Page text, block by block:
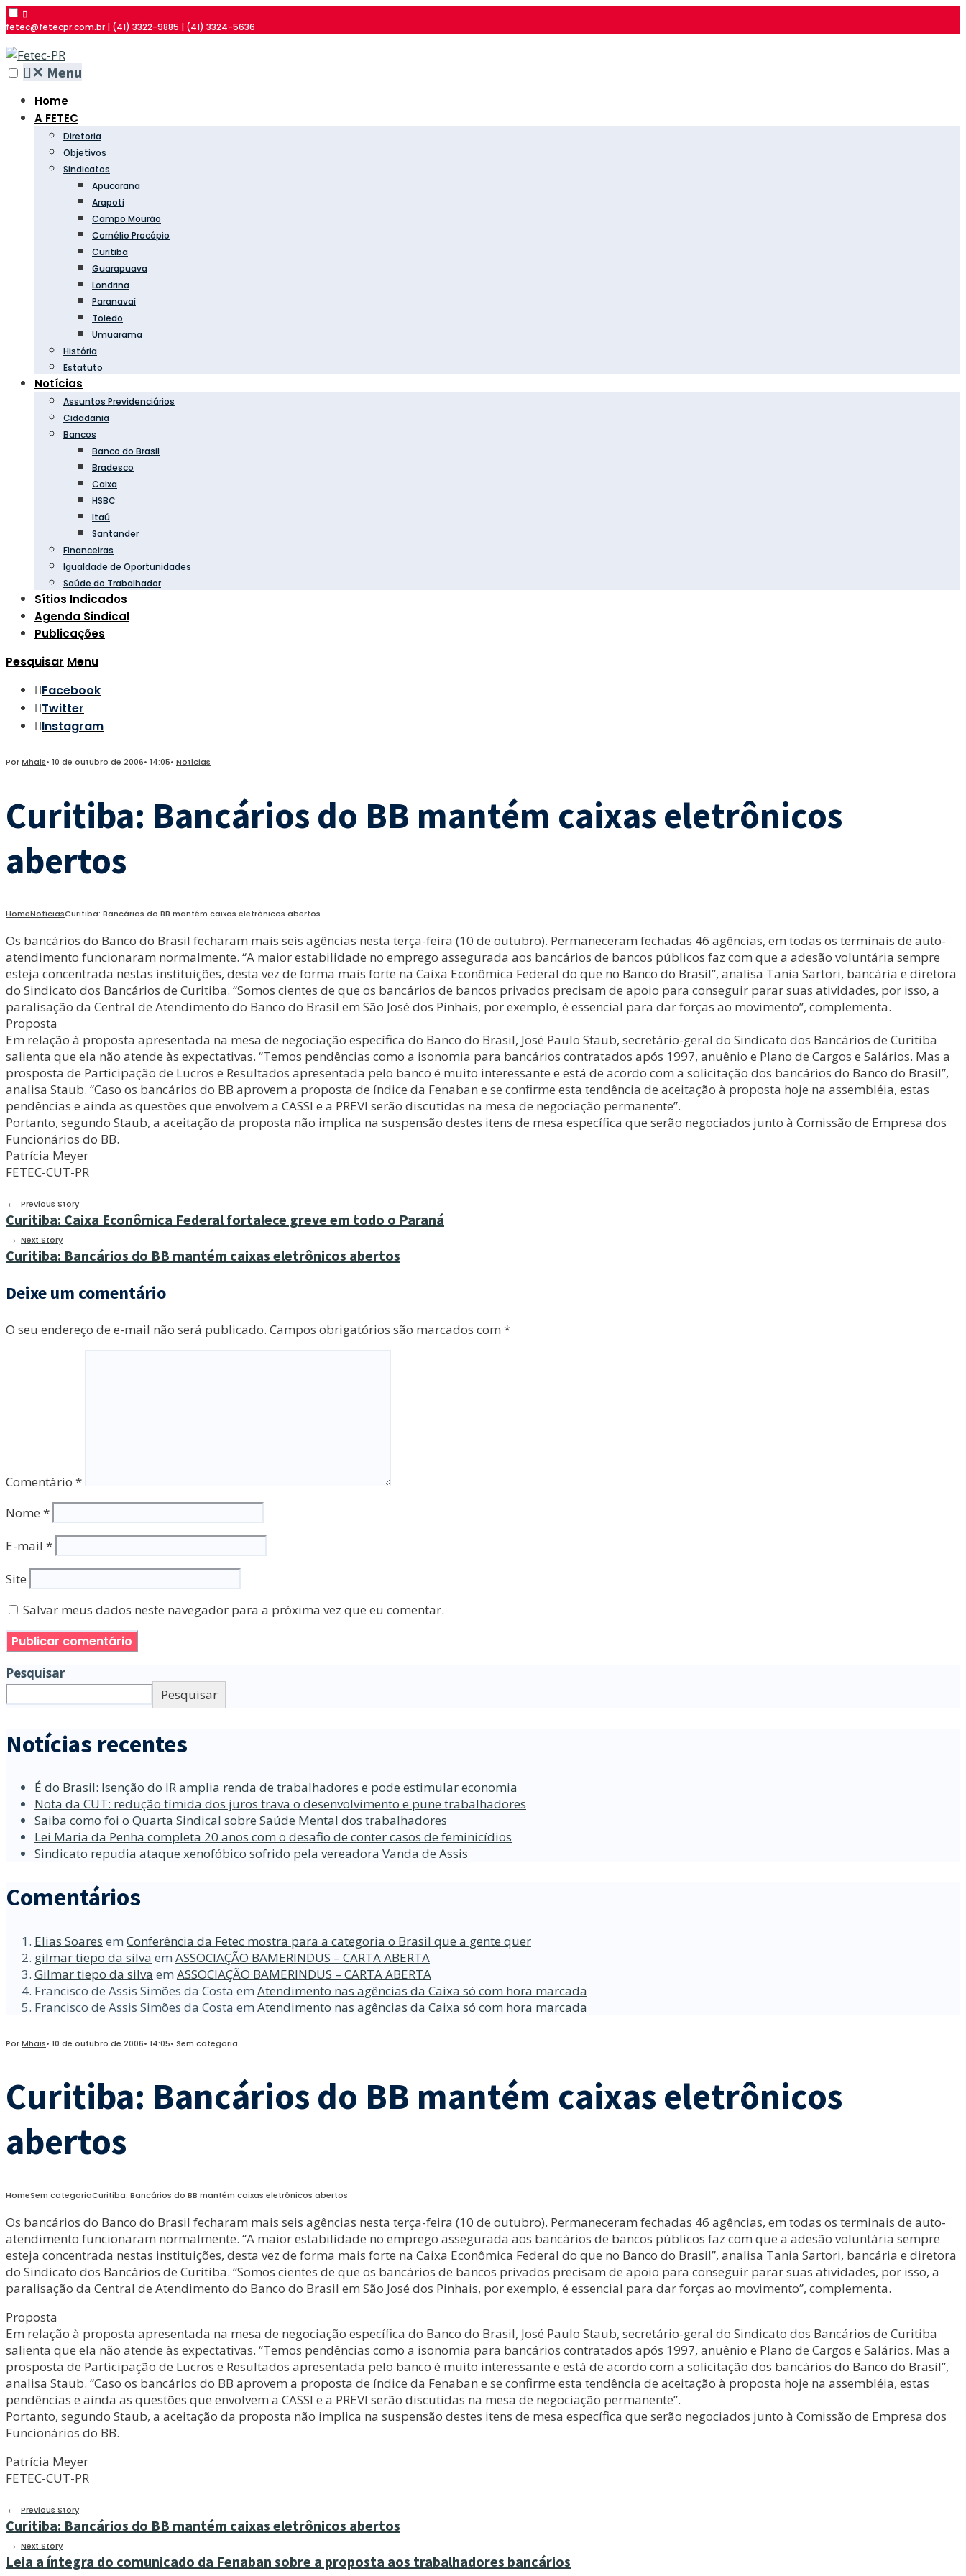
fetec@fetecpr.com.br | (41) 3322-9885 | (41) 3324-5636
✕ Menu
Home
A FETEC
Diretoria
Objetivos
Sindicatos
Apucarana
Arapoti
Campo Mourão
Cornélio Procópio
Curitiba
Guarapuava
Londrina
Paranavaí
Toledo
Umuarama
História
Estatuto
Notícias
Assuntos Previdenciários
Cidadania
Bancos
Banco do Brasil
Bradesco
Caixa
HSBC
Itaú
Santander
Financeiras
Igualdade de Oportunidades
Saúde do Trabalhador
Sítios Indicados
Agenda Sindical
Publicações
Pesquisar Menu
Facebook
Twitter
Instagram
PorMhais• 10 de outubro de 2006• 14:05• Notícias
Curitiba: Bancários do BB mantém caixas eletrônicos
abertos
HomeNotíciasCuritiba: Bancários do BB mantém caixas eletrônicos abertos
Os bancários do Banco do Brasil fecharam mais seis agências nesta terça-feira (10 de outubro). Permaneceram fechadas 46 agências, em todas os terminais de auto-
atendimento funcionaram normalmente. “A maior estabilidade no emprego assegurada aos bancários de bancos públicos faz com que a adesão voluntária sempre
esteja concentrada nestas instituições, desta vez de forma mais forte na Caixa Econômica Federal do que no Banco do Brasil”, analisa Tania Sartori, bancária e diretora
do Sindicato dos Bancários de Curitiba. “Somos cientes de que os bancários de bancos privados precisam de apoio para conseguir parar suas atividades, por isso, a
paralisação da Central de Atendimento do Banco do Brasil em São José dos Pinhais, por exemplo, é essencial para dar forças ao movimento”, complementa.
Proposta
Em relação à proposta apresentada na mesa de negociação específica do Banco do Brasil, José Paulo Staub, secretário-geral do Sindicato dos Bancários de Curitiba
salienta que ela não atende às expectativas. “Temos pendências como a isonomia para bancários contratados após 1997, anuênio e Plano de Cargos e Salários. Mas a
prosposta de Participação de Lucros e Resultados apresentada pelo banco é muito interessante e está de acordo com a solicitação dos bancários do Banco do Brasil”,
analisa Staub. “Caso os bancários do BB aprovem a proposta de índice da Fenaban e se confirme esta tendência de aceitação à proposta hoje na assembléia, estas
pendências e ainda as questões que envolvem a CASSI e a PREVI serão discutidas na mesa de negociação permanente”.
Portanto, segundo Staub, a aceitação da proposta não implica na suspensão destes itens de mesa específica que serão negociados junto à Comissão de Empresa dos
Funcionários do BB.
Patrícia Meyer
FETEC-CUT-PR
← Previous Story
Curitiba: Caixa Econômica Federal fortalece greve em todo o Paraná
→ Next Story
Curitiba: Bancários do BB mantém caixas eletrônicos abertos
Deixe um comentário
O seu endereço de e-mail não será publicado. Campos obrigatórios são marcados com *
Comentário *
Nome *
E-mail *
Site
Salvar meus dados neste navegador para a próxima vez que eu comentar.
Pesquisar
Pesquisar
Notícias recentes
É do Brasil: Isenção do IR amplia renda de trabalhadores e pode estimular economia
Nota da CUT: redução tímida dos juros trava o desenvolvimento e pune trabalhadores
Saiba como foi o Quarta Sindical sobre Saúde Mental dos trabalhadores
Lei Maria da Penha completa 20 anos com o desafio de conter casos de feminicídios
Sindicato repudia ataque xenofóbico sofrido pela vereadora Vanda de Assis
Comentários
Elias Soares em Conferência da Fetec mostra para a categoria o Brasil que a gente quer
gilmar tiepo da silva em ASSOCIAÇÃO BAMERINDUS – CARTA ABERTA
Gilmar tiepo da silva em ASSOCIAÇÃO BAMERINDUS – CARTA ABERTA
Francisco de Assis Simões da Costa em Atendimento nas agências da Caixa só com hora marcada
Francisco de Assis Simões da Costa em Atendimento nas agências da Caixa só com hora marcada
PorMhais• 10 de outubro de 2006• 14:05• Sem categoria
Curitiba: Bancários do BB mantém caixas eletrônicos
abertos
HomeSem categoriaCuritiba: Bancários do BB mantém caixas eletrônicos abertos
Os bancários do Banco do Brasil fecharam mais seis agências nesta terça-feira (10 de outubro). Permaneceram fechadas 46 agências, em todas os terminais de auto-
atendimento funcionaram normalmente. “A maior estabilidade no emprego assegurada aos bancários de bancos públicos faz com que a adesão voluntária sempre
esteja concentrada nestas instituições, desta vez de forma mais forte na Caixa Econômica Federal do que no Banco do Brasil”, analisa Tania Sartori, bancária e diretora
do Sindicato dos Bancários de Curitiba. “Somos cientes de que os bancários de bancos privados precisam de apoio para conseguir parar suas atividades, por isso, a
paralisação da Central de Atendimento do Banco do Brasil em São José dos Pinhais, por exemplo, é essencial para dar forças ao movimento”, complementa.
Proposta
Em relação à proposta apresentada na mesa de negociação específica do Banco do Brasil, José Paulo Staub, secretário-geral do Sindicato dos Bancários de Curitiba
salienta que ela não atende às expectativas. “Temos pendências como a isonomia para bancários contratados após 1997, anuênio e Plano de Cargos e Salários. Mas a
prosposta de Participação de Lucros e Resultados apresentada pelo banco é muito interessante e está de acordo com a solicitação dos bancários do Banco do Brasil”,
analisa Staub. “Caso os bancários do BB aprovem a proposta de índice da Fenaban e se confirme esta tendência de aceitação à proposta hoje na assembléia, estas
pendências e ainda as questões que envolvem a CASSI e a PREVI serão discutidas na mesa de negociação permanente”.
Portanto, segundo Staub, a aceitação da proposta não implica na suspensão destes itens de mesa específica que serão negociados junto à Comissão de Empresa dos
Funcionários do BB.
Patrícia Meyer
FETEC-CUT-PR
← Previous Story
Curitiba: Bancários do BB mantém caixas eletrônicos abertos
→ Next Story
Leia a íntegra do comunicado da Fenaban sobre a proposta aos trabalhadores bancários